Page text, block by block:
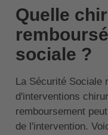
Quelle
sociale ?
La Sécurité Sociale
d'interventions
remboursement
de l'intervention.